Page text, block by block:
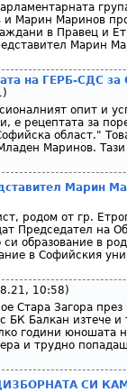
Марин Маринов
в Правец и
Марин
на ГЕРБ-СДС
опит и
е рецептата за
област."
Маринов.
Марин
родом от гр.
Председател на
образование в
в Софийския
10:58)
Стара Загора
Балкан изтече и
години юношата
и трудно
СИ